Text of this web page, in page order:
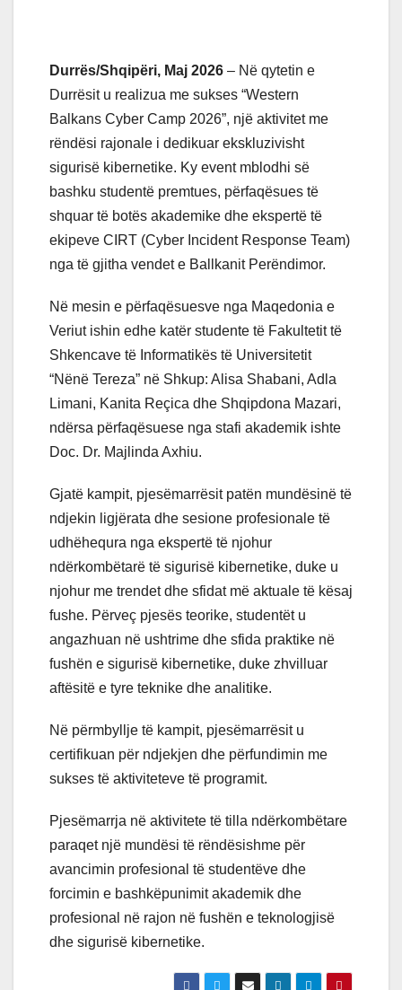
Durrës/Shqipëri, Maj 2026 – Në qytetin e
Durrësit u realizua me sukses “Western
Balkans Cyber Camp 2026”, një aktivitet me
rëndësi rajonale i dedikuar ekskluzivisht
sigurisë kibernetike. Ky event mblodhi së
bashku studentë premtues, përfaqësues të
shquar të botës akademike dhe ekspertë të
ekipeve CIRT (Cyber Incident Response Team)
nga të gjitha vendet e Ballkanit Perëndimor.
Në mesin e përfaqësuesve nga Maqedonia e
Veriut ishin edhe katër studente të Fakultetit të
Shkencave të Informatikës të Universitetit
“Nënë Tereza” në Shkup: Alisa Shabani, Adla
Limani, Kanita Reçica dhe Shqipdona Mazari,
ndërsa përfaqësuese nga stafi akademik ishte
Doc. Dr. Majlinda Axhiu.
Gjatë kampit, pjesëmarrësit patën mundësinë të
ndjekin ligjërata dhe sesione profesionale të
udhëhequra nga ekspertë të njohur
ndërkombëtarë të sigurisë kibernetike, duke u
njohur me trendet dhe sfidat më aktuale të kësaj
fushe. Përveç pjesës teorike, studentët u
angazhuan në ushtrime dhe sfida praktike në
fushën e sigurisë kibernetike, duke zhvilluar
aftësitë e tyre teknike dhe analitike.
Në përmbyllje të kampit, pjesëmarrësit u
certifikuan për ndjekjen dhe përfundimin me
sukses të aktiviteteve të programit.
Pjesëmarrja në aktivitete të tilla ndërkombëtare
paraqet një mundësi të rëndësishme për
avancimin profesional të studentëve dhe
forcimin e bashkëpunimit akademik dhe
profesional në rajon në fushën e teknologjisë
dhe sigurisë kibernetike.